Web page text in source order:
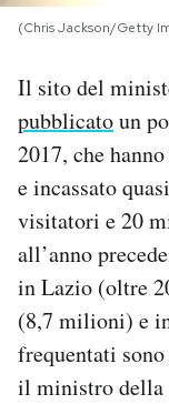
I MIEI
SHOP
CALENDARIO
AREA
Area
Newsletter
Notifiche
Regala il Post
(Chris Jackson/Getty
Il sito del
pubblicatoun
2017, che
e incassato
visitatori e 20
all’anno
in Lazio (oltre
(8,7 milioni) e
frequentati
il ministro della